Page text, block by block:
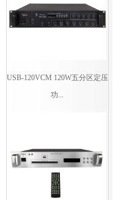
USB-120VCM 120W五分区定压
功...